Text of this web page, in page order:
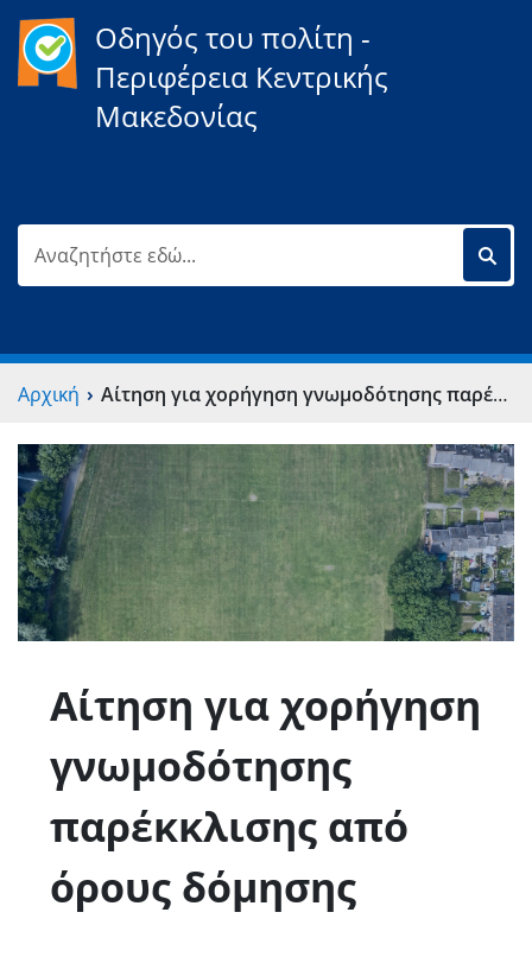
Οδηγός του πολίτη -
Περιφέρεια Κεντρικής
Μακεδονίας
Αρχική › Αίτηση για χορήγηση γνωμοδότησης παρέκκλισης από όρους δόμησης
Αίτηση για χορήγηση
γνωμοδότησης
παρέκκλισης από
όρους δόμησης